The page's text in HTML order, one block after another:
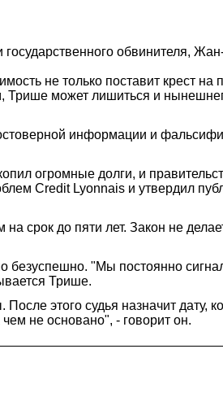
обвинителя,
не только поставит крест на
Трише может лишиться и
информации и
огромные долги, и
Credit Lyonnais и утвердил
срок до пяти лет. Закон не
безуспешно. "Мы постоянно
Трише.
этого судья назначит дату,
не основано", - говорит он.